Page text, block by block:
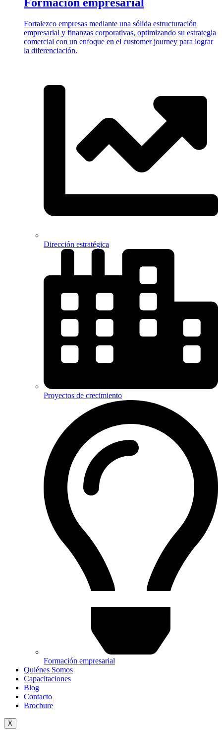
Formación empresarial
Fortalezco empresas mediante una sólida estructuración
empresarial y finanzas corporativas, optimizando su estrategia
comercial con un enfoque en el customer journey para lograr
la diferenciación.
Dirección estratégica
Proyectos de crecimiento
Formación empresarial
Quiénes Somos
Capacitaciones
Blog
Contacto
Brochure
X